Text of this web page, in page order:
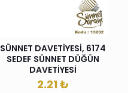
SÜNNET DAVETİYESİ, 6174
SEDEF SÜNNET DÜĞÜN
DAVETİYESİ
2.21₺